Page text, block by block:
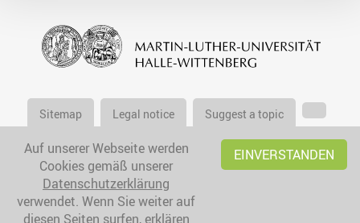
Sitemap Legal notice Suggest a topic
Auf unserer Webseite werden
Cookies gemäß unserer
Datenschutzerklärung
verwendet. Wenn Sie weiter auf
diesen Seiten surfen, erklären
EINVERSTANDEN